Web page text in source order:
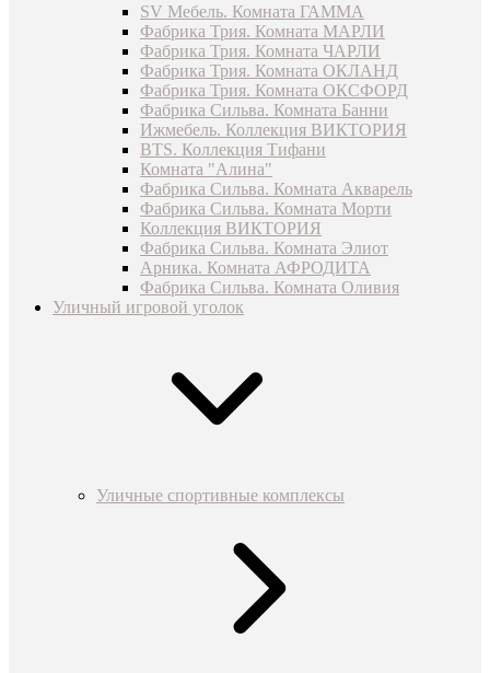
SV Мебель. Комната ГАММА
Фабрика Трия. Комната МАРЛИ
Фабрика Трия. Комната ЧАРЛИ
Фабрика Трия. Комната ОКЛАНД
Фабрика Трия. Комната ОКСФОРД
Фабрика Сильва. Комната Банни
Ижмебель. Коллекция ВИКТОРИЯ
BTS. Коллекция Тифани
Комната "Алина"
Фабрика Сильва. Комната Акварель
Фабрика Сильва. Комната Морти
Коллекция ВИКТОРИЯ
Фабрика Сильва. Комната Элиот
Арника. Комната АФРОДИТА
Фабрика Сильва. Комната Оливия
Уличный игровой уголок
Уличные спортивные комплексы